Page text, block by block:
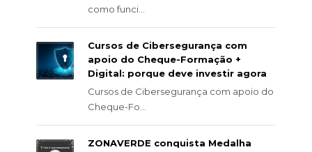
como funci...
Cursos de Cibersegurança com
apoio do Cheque-Formação +
Digital: porque deve investir agora
Cursos de Cibersegurança com apoio do
Cheque-Fo...
ZONAVERDE conquista Medalha